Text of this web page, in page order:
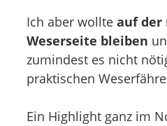
Ich aber wollte auf der
Weserseite bleiben
zumindest es nicht
praktischen
Ein Highlight ganz im